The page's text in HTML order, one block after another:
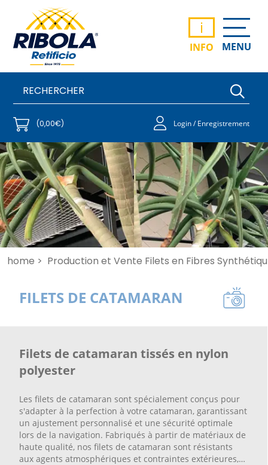
i
INFO MENU
(0,00€) Login / Enregistrement
home > Production et Vente Filets en Fibres
FILETS DE CATAMARAN
Filets de catamaran tissés en nylon
polyester
Les filets de catamaran sont spécialement conçus pour
s'adapter à la perfection à votre catamaran, garantissant
un ajustement personnalisé et une sécurité optimale
lors de la navigation. Fabriqués à partir de matériaux de
haute qualité, nos filets de catamaran sont résistants
aux agents atmosphériques et contraintes extérieures,